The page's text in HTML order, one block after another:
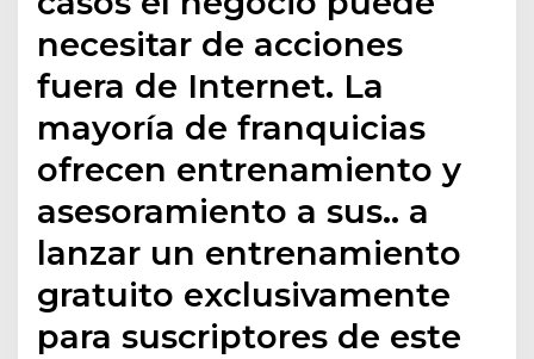
necesitar de acciones
fuera de Internet. La
mayoría de franquicias
ofrecen entrenamiento y
asesoramiento a sus.. a
lanzar un entrenamiento
gratuito exclusivamente
para suscriptores de este